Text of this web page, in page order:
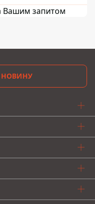
Вашим запитом
НОВИНУ